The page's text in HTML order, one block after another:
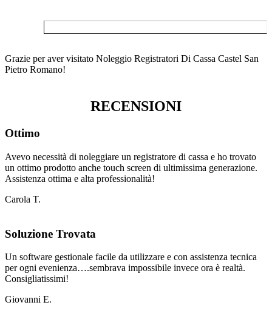
Grazie per aver visitato Noleggio Registratori Di Cassa Castel San
Pietro Romano!
RECENSIONI
Ottimo
Avevo necessità di noleggiare un registratore di cassa e ho trovato
un ottimo prodotto anche touch screen di ultimissima generazione.
Assistenza ottima e alta professionalità!
Carola T.
Soluzione Trovata
Un software gestionale facile da utilizzare e con assistenza tecnica
per ogni evenienza….sembrava impossibile invece ora è realtà.
Consigliatissimi!
Giovanni E.